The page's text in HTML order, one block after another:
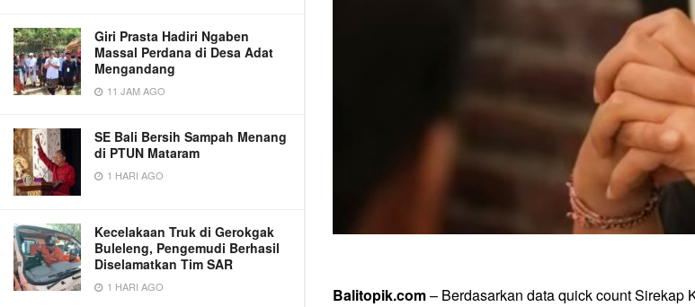
Giri Prasta Hadiri Ngaben
Massal Perdana di Desa Adat
Mengandang
11 JAM AGO
SE Bali Bersih Sampah Menang
di PTUN Mataram
1 HARI AGO
Kecelakaan Truk di Gerokgak
Buleleng, Pengemudi Berhasil
Diselamatkan Tim SAR
1 HARI AGO Balitopik.com– Berdasarkan data quick count Sirekap